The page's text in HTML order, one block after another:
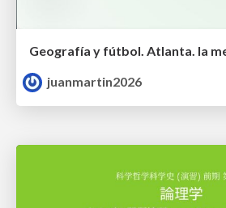
juanmartin2026